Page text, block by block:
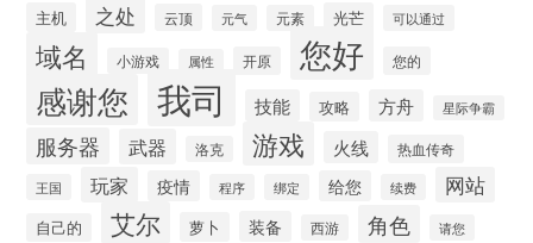
主机 之处 云顶 元气 元素 光芒 可以通过
域名 小游戏 属性 开原 您好 您的
感谢您 我司 技能 攻略 方舟 星际争霸
服务器 武器 洛克 游戏 火线 热血传奇
王国 玩家 疫情 程序 绑定 给您 续费 网站
自己的 艾尔 萝卜 装备 西游 角色 请您